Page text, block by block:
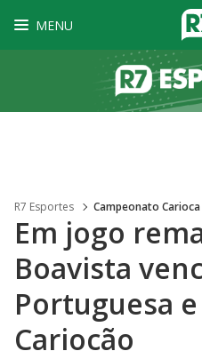
MENU
R7 Esportes Campeonato Carioca
Em jogo
Boavista
Portuguesa
Cariocão